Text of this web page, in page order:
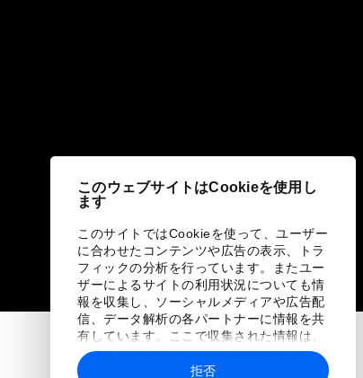
このウェブサイトはCookieを使用し
ます
このサイトではCookieを使って、ユーザー
に合わせたコンテンツや広告の表示、トラ
フィックの分析を行っています。またユー
ザーによるサイトの利用状況についても情
報を収集し、ソーシャルメディアや広告配
信、データ解析の各パートナーに情報を共
有しています。ここで収集された情報は、
ユーザーが各パートナーに提供した他の情
報や各パートナーのサービスを使用した際
拒否